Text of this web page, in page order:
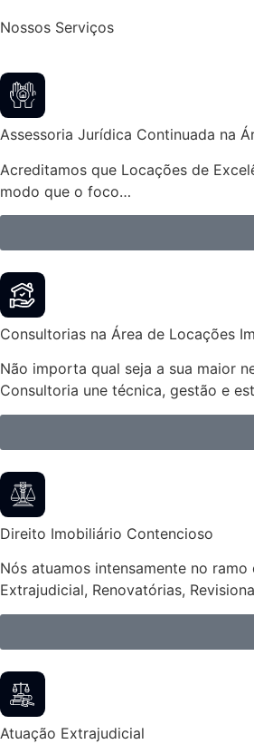
Nossos Serviços
Assessoria Jurídica Continuada na
Acreditamos que Locações de
modo que o foco…
Consultorias na Área de Locações
Não importa qual seja a sua maior
Consultoria une técnica, gestão e
Direito Imobiliário Contencioso
Nós atuamos intensamente no
Extrajudicial, Renovatórias,
Atuação Extrajudicial